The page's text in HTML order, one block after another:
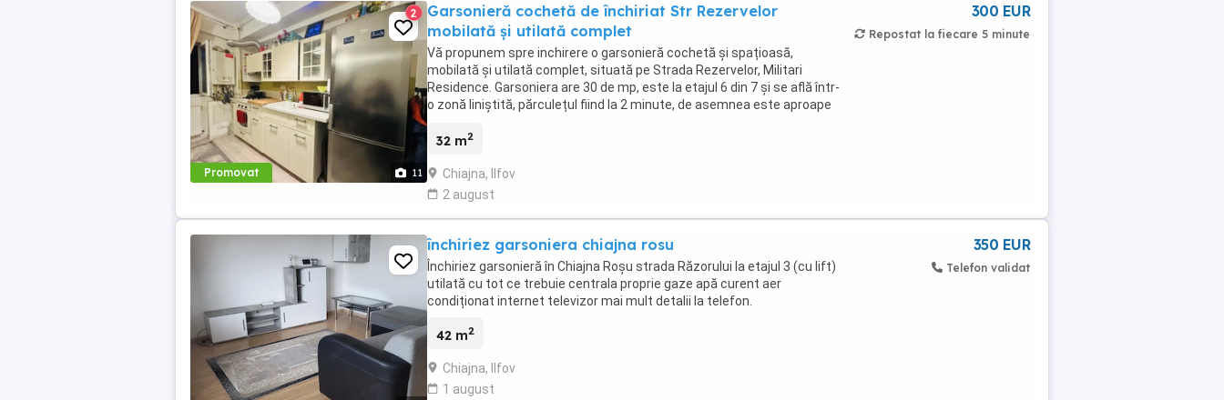
Promovat 11
2
Garsonieră cochetă de închiriat Str Rezervelor
mobilată și utilată complet
Vă propunem spre inchirere o garsonieră cochetă și spațioasă,
mobilată și utilată complet, situată pe Strada Rezervelor, Militari
Residence. Garsoniera are 30 de mp, este la etajul 6 din 7 și se află într-
o zonă liniștită, părculețul fiind la 2 minute, de asemnea este aproape
32 m2
Chiajna, Ilfov
2 august
300 EUR
Repostat la fiecare 5 minute
închiriez garsoniera chiajna rosu
Închiriez garsonieră în Chiajna Roșu strada Răzorului la etajul 3 (cu lift)
utilată cu tot ce trebuie centrala proprie gaze apă curent aer
condiționat internet televizor mai mult detalii la telefon.
42 m2
Chiajna, Ilfov
1 august
350 EUR
Telefon validat